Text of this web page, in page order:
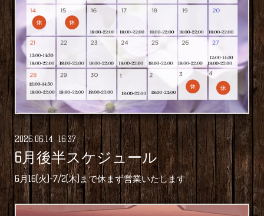
2026 06.14 16:37
6月後半スケジュール
6月16(火)-7/2(木)まで休まず営業いたします